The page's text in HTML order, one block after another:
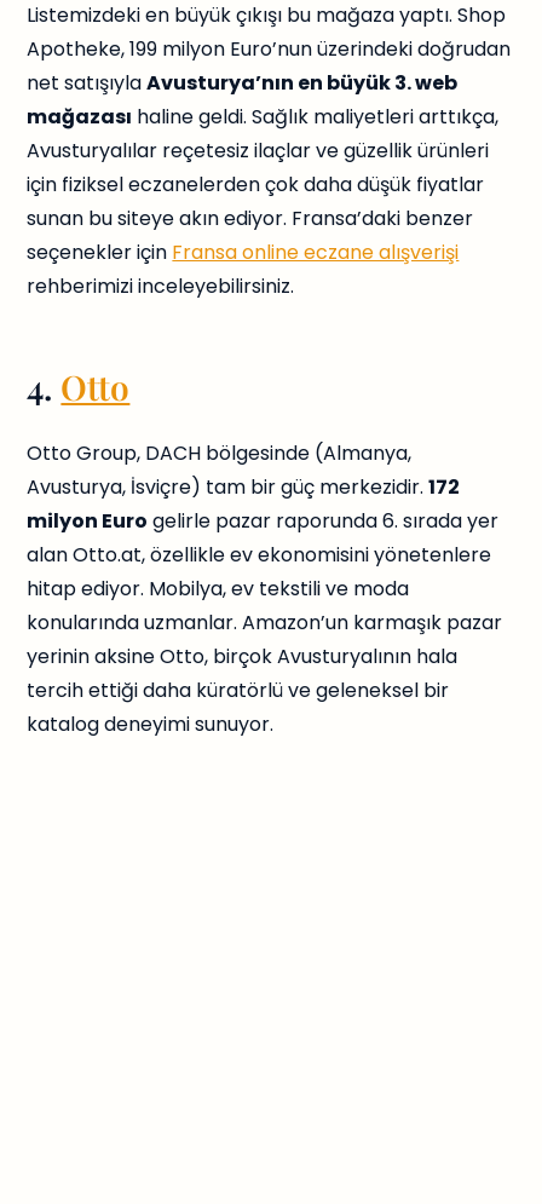
Listemizdeki en büyük çıkışı bu mağaza yaptı. Shop
Apotheke, 199 milyon Euro’nun üzerindeki doğrudan
net satışıylaAvusturya’nın en büyük 3. web
mağazası haline geldi. Sağlık maliyetleri arttıkça,
Avusturyalılar reçetesiz ilaçlar ve güzellik ürünleri
için fiziksel eczanelerden çok daha düşük fiyatlar
sunan bu siteye akın ediyor. Fransa’daki benzer
seçenekler için Fransa online eczane alışverişi
rehberimizi inceleyebilirsiniz.
4. Otto
Otto Group, DACH bölgesinde (Almanya,
Avusturya, İsviçre) tam bir güç merkezidir.172
milyon Euro gelirle pazar raporunda 6. sırada yer
alan Otto.at, özellikle ev ekonomisini yönetenlere
hitap ediyor. Mobilya, ev tekstili ve moda
konularında uzmanlar. Amazon’un karmaşık pazar
yerinin aksine Otto, birçok Avusturyalının hala
tercih ettiği daha küratörlü ve geleneksel bir
katalog deneyimi sunuyor.